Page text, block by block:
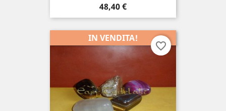
Prezzo
48,40 €
IN VENDITA!
favorite_border